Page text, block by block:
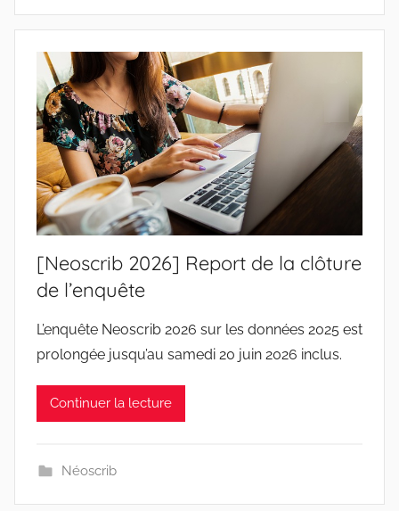
[Neoscrib 2026] Report de la clôture
de l’enquête
L’enquête Neoscrib 2026 sur les données 2025 est
prolongée jusqu’au samedi 20 juin 2026 inclus.
Continuer la lecture
Néoscrib